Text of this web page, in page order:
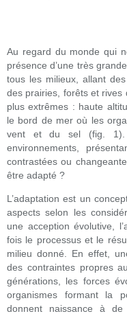
Au regard du monde qui
présence d’une très
tous les milieux, allant
des prairies, forêts et rives
plus extrêmes : haute
le bord de mer où les
vent et du sel (fig. 1).
environnements,
contrastées ou
être adapté ?
L’adaptation est un
aspects selon les
une acception évolutive,
fois le processus et le
milieu donné. En effet,
des contraintes propres
générations, les forces
organismes formant la
donnent naissance à